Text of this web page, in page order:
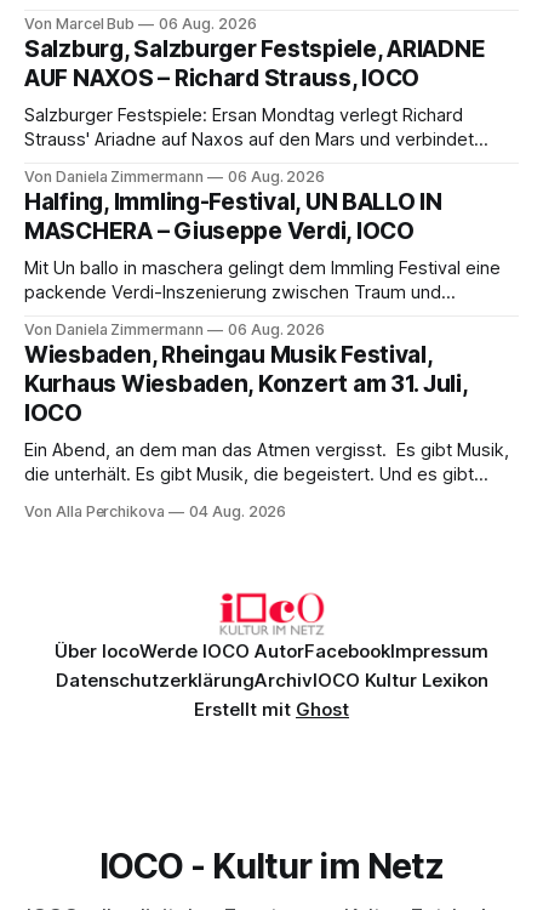
eine bildgewaltige Inszenierung, Maxime Pascal entfaltet
die komplexe Partitur eindrucksvoll, Philippe Sly berührt als
Franziskus.
Von Marcel Bub 06 Aug. 2026
Salzburg, Salzburger Festspiele, ARIADNE
AUF NAXOS – Richard Strauss, IOCO
Salzburger Festspiele: Ersan Mondtag verlegt Richard
Strauss' Ariadne auf Naxos auf den Mars und verbindet
Aufführung mit starken Solisten und den Wiener
Philharmonikern, szenisch bleibt der zweite Akt jedoch
hinter den Erwartungen zurück.
Von Daniela Zimmermann 06 Aug. 2026
Halfing, Immling-Festival, UN BALLO IN
MASCHERA – Giuseppe Verdi, IOCO
Mit Un ballo in maschera gelingt dem Immling Festival eine
packende Verdi-Inszenierung zwischen Traum und
psychologische Tiefe mit starken Bildern, getragen von
einem spielfreudigen Ensemble und einer musikalisch
überzeugenden Gesamtleistung.
Von Daniela Zimmermann 06 Aug. 2026
Wiesbaden, Rheingau Musik Festival,
Kurhaus Wiesbaden, Konzert am 31. Juli,
IOCO
Ein Abend, an dem man das Atmen vergisst. Es gibt Musik,
die unterhält. Es gibt Musik, die begeistert. Und es gibt
Genau so war der Abend im Kurhaus Wiesbaden, an dem
Von Alla Perchikova 04 Aug. 2026
Über IocoWerde IOCO AutorFacebookImpressum
DatenschutzerklärungArchivIOCO Kultur Lexikon
Erstellt mit Ghost
IOCO - Kultur im Netz